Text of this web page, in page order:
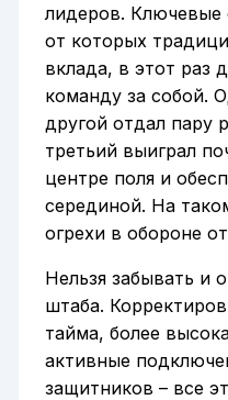
лидеров. Ключевые
от которых
вклада, в этот раз
команду за собой.
другой отдал пару
третьий выиграл
центре поля и
серединой. На
огрехи в обороне
Нельзя забывать и
штаба.
тайма, более
активные
защитников – все